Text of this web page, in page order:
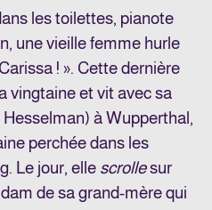
les toilettes, pianote
une vieille femme hurle
! ». Cette dernière
vingtaine et vit avec sa
à Wupperthal,
perchée dans les
Le jour, elle scrollesur
de sa grand-mère qui